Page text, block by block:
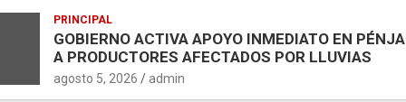
PRINCIPAL
GOBIERNO ACTIVA APOYO INMEDIATO EN
A PRODUCTORES AFECTADOS POR LLUVIAS
agosto 5, 2026 admin